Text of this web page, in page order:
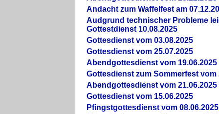
Andacht zum Waffelfest am
Audgrund technischer Probleme
Gottestdienst 10.08.2025
Gottesdienst vom 03.08.2025
Gottesdienst vom 25.07.2025
Abendgottesdienst vom 19.06.2025
Gottesdienst zum Sommerfest vom
Abendgottesdienst vom 21.06.2025
Gottesdienst vom 15.06.2025
Pfingstgottesdienst vom 08.06.2025